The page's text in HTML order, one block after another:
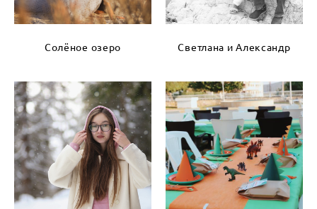
Солёное озеро Светлана и Александр